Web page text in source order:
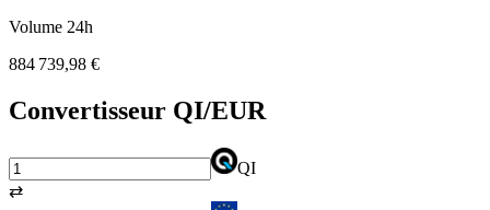
Volume 24h
884 739,98 €
Convertisseur QI/EUR
QI
⇄